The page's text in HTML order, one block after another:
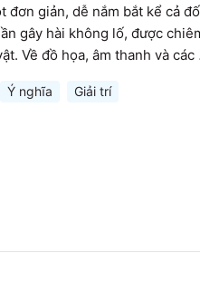
đơn giản, dễ nắm bắt kể cả
gây hài không lố, được
Về đồ họa, âm thanh và các
Ý nghĩa Giải trí